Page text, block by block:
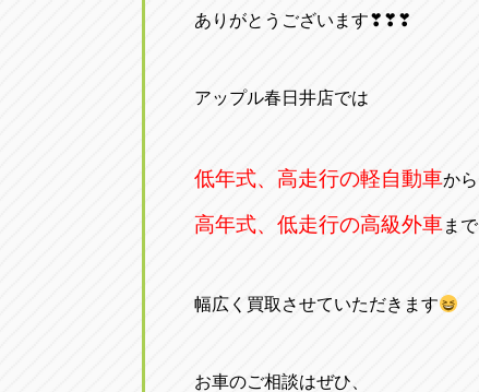
ありがとうございます❣❣❣
アップル春日井店では
低年式、高走行の軽自動車から
高年式、低走行の高級外車まで
幅広く買取させていただきます
お車のご相談はぜひ、